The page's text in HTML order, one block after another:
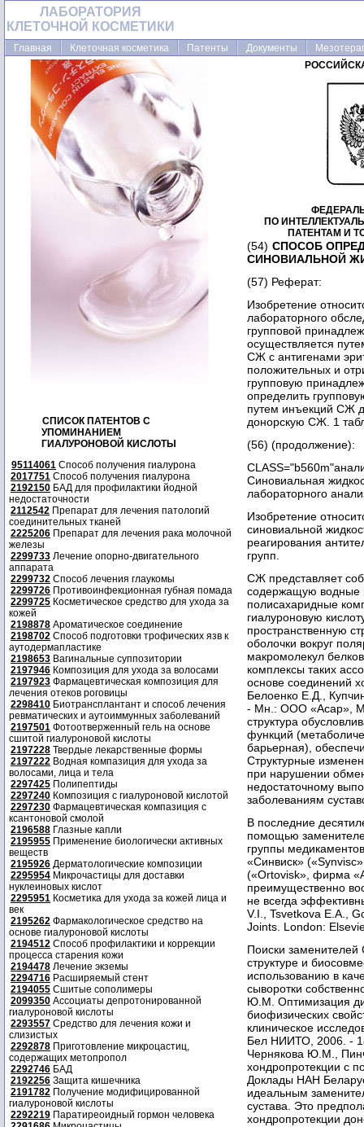
ЛАБОРАТОРИЯ
КЛЕТОЧНОЙ КОСМЕТИКИ
Главная Клеточная косметика Патенты Документы
СПИСОК ПАТЕНТОВ С
УПОМИНАНИЕМ
ГИАЛУРОНОВОЙ КИСЛОТЫ
95114061 Способ получения гиалурона
2017751 Способ получения гиалурона
2192150 БАД для профилактики йодной
недостаточности
2112542 Препарат для лечения патологий
соединительных тканей
2225206 Препарат для лечения рака молочной
железы
2299733 Лечение опорно-двигательного
аппарата
2299732 Способ лечения глаукомы
2299726 Противоинфекционная губная помада
2299725 Косметическое средство для ухода за
кожей
2198878 Ароматическое соединение
2198702 Способ подготовки трофических язв к
аутодермапластике
2198653 Вагинальные суппозитории
2197946 Композиция для ухода за волосами
2197923 Фармацевтическая композиция для
лечения отеков роговицы
2298410 Биотрансплантант и способ лечения
ревматических и аутоиммунных заболеваний
2197501 Фотоотверженный гель на основе
сшитой гиалуроновой кислоты
2197228 Твердые лекарственные формы
2197222 Водная компазиция для ухода за
волосами, лица и тела
2297425 Полипептиды
2297240 Композиция с гиалуроновой кислотой
2297230 Фармацевтическая компазиция с
ксантоновой смолой
2196588 Глазные капли
2195955 Применение биологически активных
веществ
2195926 Дерматологические композиции
2295954 Микрочастицы для доставки
нуклеиновых кислот
2295951 Косметика для ухода за кожей лица и
век
2195262 Фармакологическое средство на
основе гиалуроновой кислоты
2194512 Способ профилактики и коррекции
процесса старения кожи
2194478 Лечение экземы
2294716 Расширяемый стент
2194055 Сшитые сополимеры
2099350 Ассоциаты депротонированной
гиалуроновой кислоты
2293557 Средство для лечения кожи и
слизистых
2292878 Приготовление микроцастиц,
содержащих метопропол
2292746 БАД
2192256 Защита кишечника
2191782 Получение модифицированной
гиалуроновой кислоты
2292219 Паратиреоидный гормон человека
ПО
ПАТЕНТАМ И
(54) СПОСОБ
СИНОВИАЛЬНОЙ
(57) Реферат:
Изобретение
лабораторного
групповой
осуществляется
СЖ с антигенами
положительных и
групповую
определить
путем инъекций СЖ
донорскую СЖ. 1
(56) (продолжение):
Синовиальная
лабораторного
Изобретение
синовиальной
реагирования
групп.
СЖ представляет
содержащую водные
полисахаридные
гиалуроновую
пространственную
оболочки вокруг
макромолекул
комплексы таких
основе соединений
Белоенко Е.Д.,
- Мн.: ООО «Асар»,
структура
функций
барьерная),
Структурные
при нарушении
недостаточному
заболеваниям
В последние
помощью
группы
«Синвиск»
(«Ortovisk», фирма
преимущественно
не всегда
V.I., Tsvetkova Е.A.,
Joints. London:
Поиски
структуре и
использованию в
сыворотки
Ю.М. Оптимизация
биофизических
клиническое
Бел НИИТО, 2006. -
Чернякова Ю.М.,
хондропротекции с
Доклады НАН
идеальным
сустава. Это
хондропротекции